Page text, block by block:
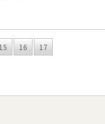
15 16
17